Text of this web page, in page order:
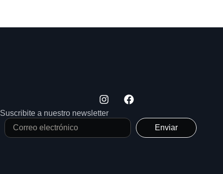
Suscribite a nuestro newsletter
Enviar